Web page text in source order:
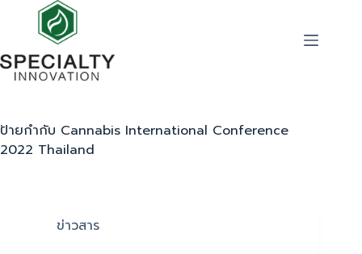
ป้ายกำกับ Cannabis International Conference
2022 Thailand
ข่าวสาร